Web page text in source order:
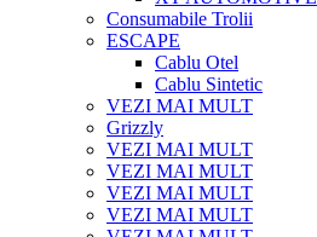
Consumabile Trolii
ESCAPE
Cablu Otel
Cablu Sintetic
VEZI MAI MULT
Grizzly
VEZI MAI MULT
VEZI MAI MULT
VEZI MAI MULT
VEZI MAI MULT